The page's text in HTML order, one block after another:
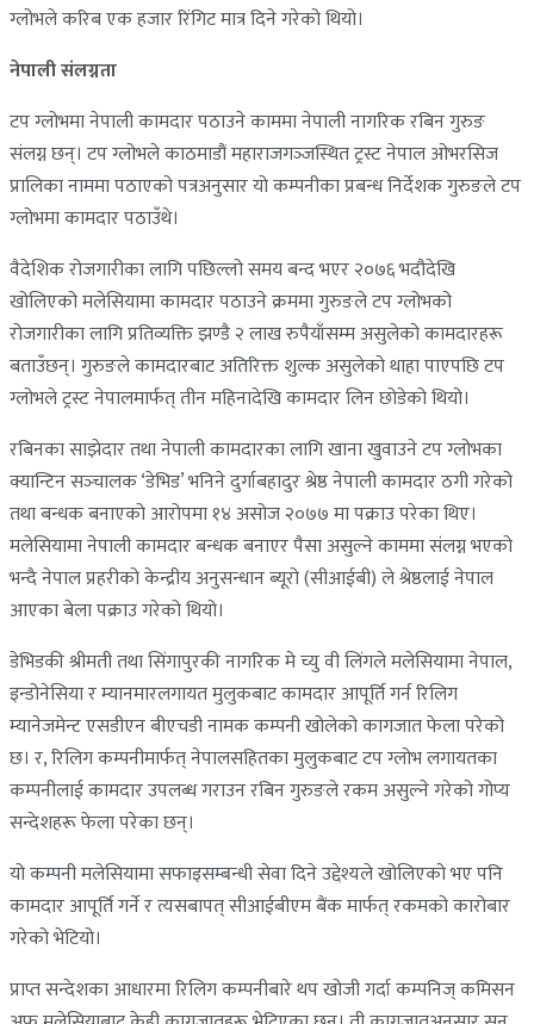
ग्लोभले करिब एक हजार रिंगिट मात्र दिने गरेको थियो।
नेपाली संलग्नता
टप ग्लोभमा नेपाली कामदार पठाउने काममा नेपाली नागरिक रबिन गुरुङ
संलग्न छन्। टप ग्लोभले काठमाडौं महाराजगञ्‍जस्थित ट्रस्ट नेपाल ओभरसिज
प्रालिका नाममा पठाएको पत्रअनुसार यो कम्पनीका प्रबन्ध निर्देशक गुरुङले टप
ग्लोभमा कामदार पठाउँथे।
वैदेशिक रोजगारीका लागि पछिल्लो समय बन्द भएर २०७६ भदौदेखि
खोलिएको मलेसियामा कामदार पठाउने क्रममा गुरुङले टप ग्लोभको
रोजगारीका लागि प्रतिव्यक्ति झण्डै २ लाख रुपैयाँसम्म असुलेको कामदारहरू
बताउँछन्। गुरुङले कामदारबाट अतिरिक्त शुल्क असुलेको थाहा पाएपछि टप
ग्लोभले ट्रस्ट नेपालमार्फत् तीन महिनादेखि कामदार लिन छोडेको थियो।
रबिनका साझेदार तथा नेपाली कामदारका लागि खाना खुवाउने टप ग्लोभका
क्यान्टिन सञ्‍चालक ‘डेभिड’ भनिने दुर्गाबहादुर श्रेष्ठ नेपाली कामदार ठगी गरेको
तथा बन्धक बनाएको आरोपमा १४ असोज २०७७ मा पक्राउ परेका थिए।
मलेसियामा नेपाली कामदार बन्धक बनाएर पैसा असुल्ने काममा संलग्न भएको
भन्दै नेपाल प्रहरीको केन्द्रीय अनुसन्धान ब्यूरो (सीआईबी) ले श्रेष्ठलाई नेपाल
आएका बेला पक्राउ गरेको थियो।
डेभिडकी श्रीमती तथा सिंगापुरकी नागरिक मे च्यु वी लिंगले मलेसियामा नेपाल,
इन्डोनेसिया र म्यानमारलगायत मुलुकबाट कामदार आपूर्ति गर्न रिलिग
म्यानेजमेन्ट एसडीएन बीएचडी नामक कम्पनी खोलेको कागजात फेला परेको
छ। र, रिलिग कम्पनीमार्फत् नेपालसहितका मुलुकबाट टप ग्लोभ लगायतका
कम्पनीलाई कामदार उपलब्ध गराउन रबिन गुरुङले रकम असुल्ने गरेको गोप्य
सन्देशहरू फेला परेका छन्।
यो कम्पनी मलेसियामा सफाइसम्बन्धी सेवा दिने उद्देश्यले खोलिएको भए पनि
कामदार आपूर्ति गर्ने र त्यसबापत् सीआईबीएम बैंक मार्फत् रकमको कारोबार
गरेको भेटियो।
प्राप्त सन्देशका आधारमा रिलिग कम्पनीबारे थप खोजी गर्दा कम्पनिज् कमिसन